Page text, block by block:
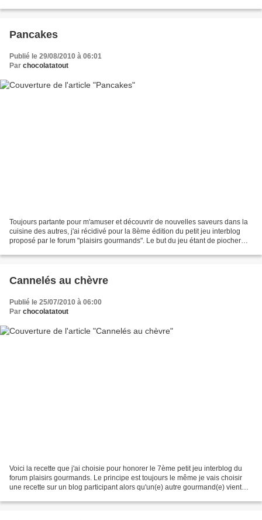
Pancakes
Publié le 29/08/2010 à 06:01
Par chocolatatout
Toujours partante pour m'amuser et découvrir de nouvelles saveurs dans la
cuisine des autres, j'ai récidivé pour la 8ème édition du petit jeu interblog
proposé par le forum "plaisirs gourmands". Le but du jeu étant de piocher
Cannelés au chèvre
Publié le 25/07/2010 à 06:00
Par chocolatatout
Voici la recette que j'ai choisie pour honorer le 7ème petit jeu interblog du
forum plaisirs gourmands. Le principe est toujours le même je vais choisir
une recette sur un blog participant alors qu'un(e) autre gourmand(e) vient